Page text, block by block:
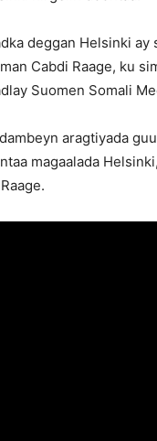
deggan Helsinki
Cabdi Raage, ku
Suomen Somali
aragtiyada
magaalada